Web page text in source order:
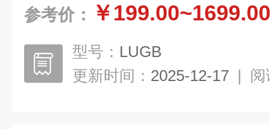
参考价： ￥199.00~1699.00
型号： LUGB
更新时间： 2025-12-17 | 阅